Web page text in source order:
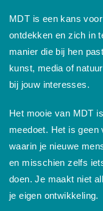
MDT is een kans
ontdekken en zich in
manier die bij hen
kunst, media of
bij jouw interesses.
Het mooie van MDT
meedoet. Het is geen
waarin je nieuwe
en misschien zelfs
doen. Je maakt niet
je eigen ontwikkeling.